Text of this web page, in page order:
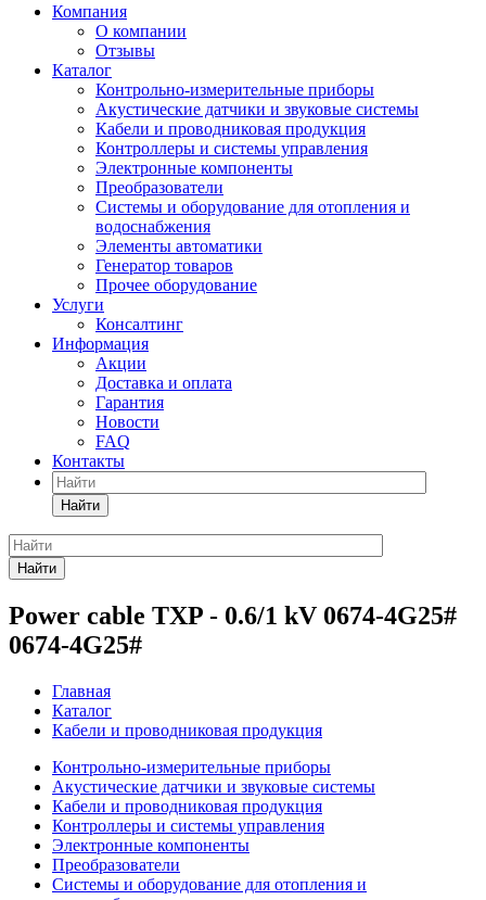
Компания
О компании
Отзывы
Каталог
Контрольно-измерительные приборы
Акустические датчики и звуковые системы
Кабели и проводниковая продукция
Контроллеры и системы управления
Электронные компоненты
Преобразователи
Системы и оборудование для отопления и
водоснабжения
Элементы автоматики
Генератор товаров
Прочее оборудование
Услуги
Консалтинг
Информация
Акции
Доставка и оплата
Гарантия
Новости
FAQ
Контакты
Найти
Найти
Power cable TXP - 0.6/1 kV 0674-4G25#
0674-4G25#
Главная
Каталог
Кабели и проводниковая продукция
Контрольно-измерительные приборы
Акустические датчики и звуковые системы
Кабели и проводниковая продукция
Контроллеры и системы управления
Электронные компоненты
Преобразователи
Системы и оборудование для отопления и